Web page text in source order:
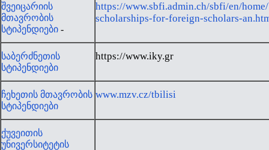
შვეიცარიის
მთავრობის
სტიპენდიები -
https://www.sbfi.admin.ch/sbfi/en/
scholarships-for-foreign-scholars-
საბერძნეთის
სტიპენდიები
https://www.iky.gr
ჩეხეთის მთავრობის
სტიპენდიები
www.mzv.cz/tbilisi
ქუვეითის
უნივერსიტეტის